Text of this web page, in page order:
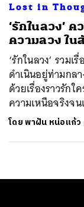
Lost in
‘รักในลวง’
ความลวง ใน
‘รักในลวง’ รวม
ดำเนินอยู่ท่ามกล
ด้วยเรื่องราวรัก
ความเหนือจริงจ
โดยพาฝัน หน่อแก้ว